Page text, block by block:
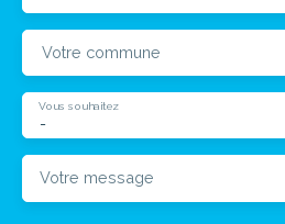
Votre commune
-
Vous souhaitez
Votre message